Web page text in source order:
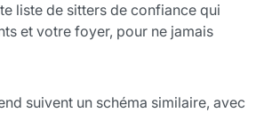
liste de sitters de confiance qui
et votre foyer, pour ne jamais
suivent un schéma similaire, avec